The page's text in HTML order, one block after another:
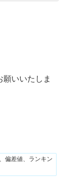
いいたしま
偏差値、ランキン